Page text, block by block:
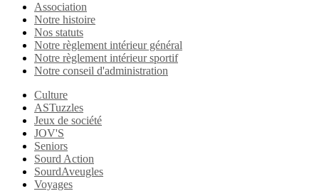
Association
Notre histoire
Nos statuts
Notre règlement intérieur général
Notre règlement intérieur sportif
Notre conseil d'administration
Culture
ASTuzzles
Jeux de société
JOV'S
Seniors
Sourd Action
SourdAveugles
Voyages